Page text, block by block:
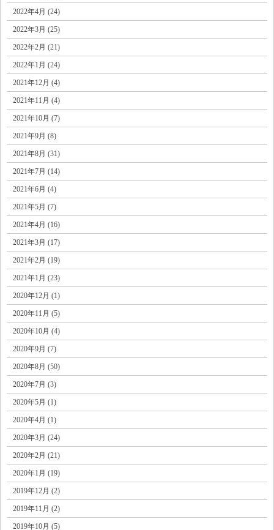
2022年4月 (24)
2022年3月 (25)
2022年2月 (21)
2022年1月 (24)
2021年12月 (4)
2021年11月 (4)
2021年10月 (7)
2021年9月 (8)
2021年8月 (31)
2021年7月 (14)
2021年6月 (4)
2021年5月 (7)
2021年4月 (16)
2021年3月 (17)
2021年2月 (19)
2021年1月 (23)
2020年12月 (1)
2020年11月 (5)
2020年10月 (4)
2020年9月 (7)
2020年8月 (50)
2020年7月 (3)
2020年5月 (1)
2020年4月 (1)
2020年3月 (24)
2020年2月 (21)
2020年1月 (19)
2019年12月 (2)
2019年11月 (2)
2019年10月 (5)